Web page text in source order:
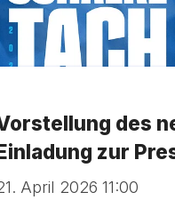
des
zur
April 2026 11:00